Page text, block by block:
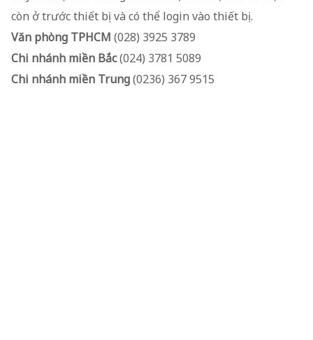
còn ở trước thiết bị và có thể login vào thiết bị.
Văn phòng TPHCM (028) 3925 3789
Chi nhánh miền Bắc(024) 3781 5089
Chi nhánh miền Trung(0236) 367 9515